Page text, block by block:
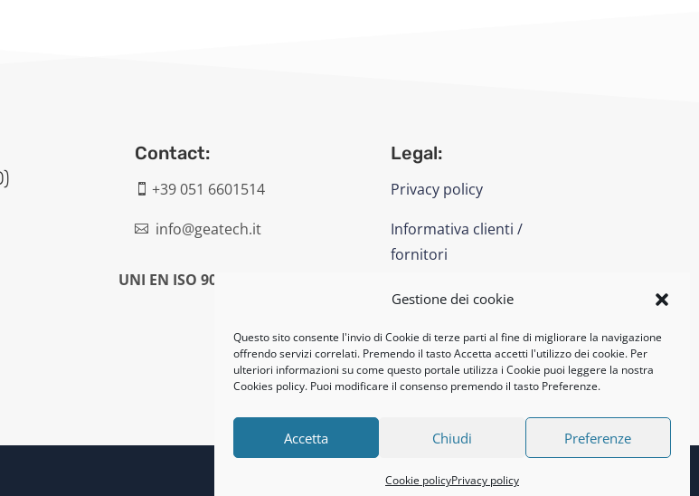
Gestione dei cookie
Questo sito consente l'invio di Cookie di terze parti al fine di migliorare la navigazione
offrendo servizi correlati. Premendo il tasto Accetta accetti l'utilizzo dei cookie. Per
ulteriori informazioni su come questo portale utilizza i Cookie puoi leggere la nostra
Cookies policy. Puoi modificare il consenso premendo il tasto Preferenze.
Accetta Chiudi Preferenze
Cookie policyPrivacy policy
Contact:
 +39 051 6601514
 info@geatech.it
UNI EN ISO 9001: 2015
Legal:
Privacy policy
Informativa clienti /
fornitori
Cookie policy
UNI EN ISO 14001: 2015